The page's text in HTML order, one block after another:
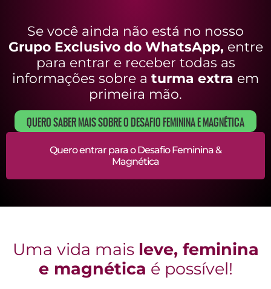
Se você ainda não está no nosso
Grupo Exclusivo do WhatsApp, entre
para entrar e receber todas as
informações sobre a turma extra em
primeira mão.
QUERO SABER MAIS SOBRE O DESAFIO FEMININA E MAGNÉTICA
Quero entrar para o Desafio Feminina &
Magnética
Uma vida mais leve, feminina
e magnética é possível!